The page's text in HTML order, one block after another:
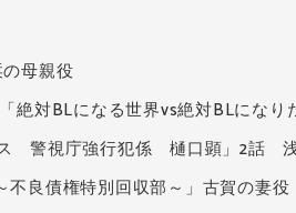
母親役
絶対BLになる世界vs絶対BLにな
警視庁強行犯係 樋口顕」2話
不良債権特別回収部～」古賀の妻役